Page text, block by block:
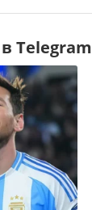
Telegram